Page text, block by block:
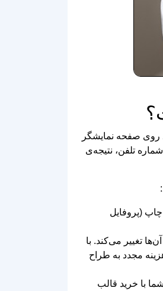
روی صفحه نمایشگر
تلفن، نتیجه‌ی
(پروفایل
تغییر می‌کند. با
مجدد به طراح
با خرید قالب